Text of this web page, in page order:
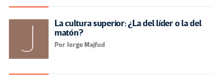
La cultura superior: ¿La del líder o la del
matón?
Por Jorge Majfud